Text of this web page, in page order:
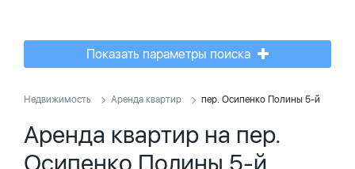
Показать параметры поиска
Недвижимость Аренда квартир пер. Осипенко Полины 5-й
Аренда квартир на пер.
Осипенко Полины 5-й